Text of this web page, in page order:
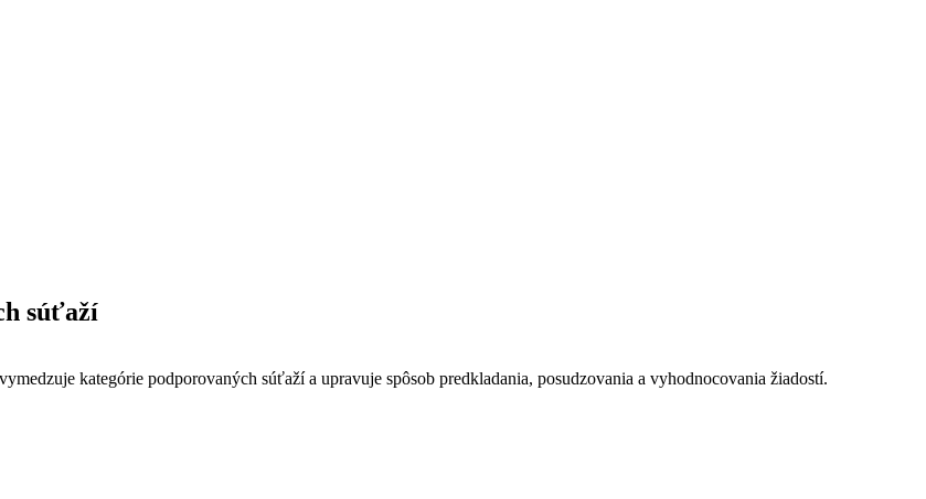
súťaží
kategórie podporovaných súťaží a upravuje spôsob predkladania, posudzovania a vyhodnocovania žiadostí.